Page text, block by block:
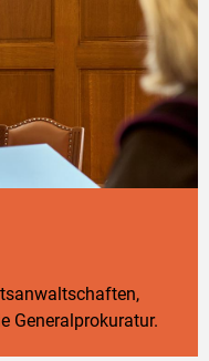
Generalprokuratur.